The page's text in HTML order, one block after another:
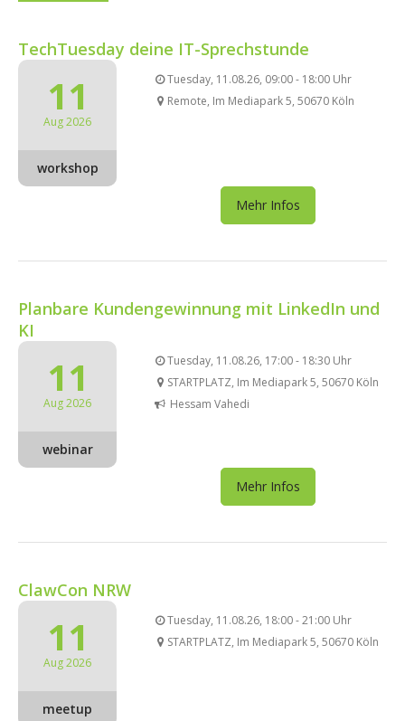
TechTuesday deine IT-Sprechstunde
11
Aug 2026
workshop
Tuesday, 11.08.26, 09:00 - 18:00 Uhr
Remote, Im Mediapark 5, 50670 Köln
Mehr Infos
Planbare Kundengewinnung mit LinkedIn und
KI
11
Aug 2026
webinar
Tuesday, 11.08.26, 17:00 - 18:30 Uhr
STARTPLATZ, Im Mediapark 5, 50670 Köln
Hessam Vahedi
Mehr Infos
ClawCon NRW
11
Aug 2026
meetup
Tuesday, 11.08.26, 18:00 - 21:00 Uhr
STARTPLATZ, Im Mediapark 5, 50670 Köln